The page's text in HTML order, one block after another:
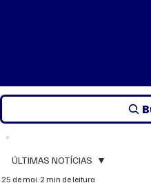
ÚLTIMAS NOTÍCIAS
25 de mai.2 min de leitura